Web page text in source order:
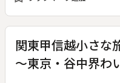
関東甲信越小さ
～東京・谷中界わ